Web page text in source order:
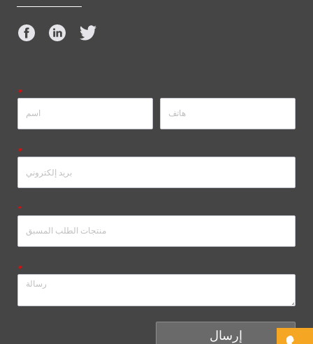
*
*
*
*
إرسال